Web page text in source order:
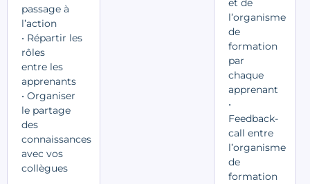
passage à
l’action
• Répartir les
rôles
entre les
apprenants
• Organiser
le partage
des
connaissances
avec vos
collègues
et de
l’organisme
de
formation
par
chaque
apprenant
•
Feedback-
call entre
l’organisme
de
formation